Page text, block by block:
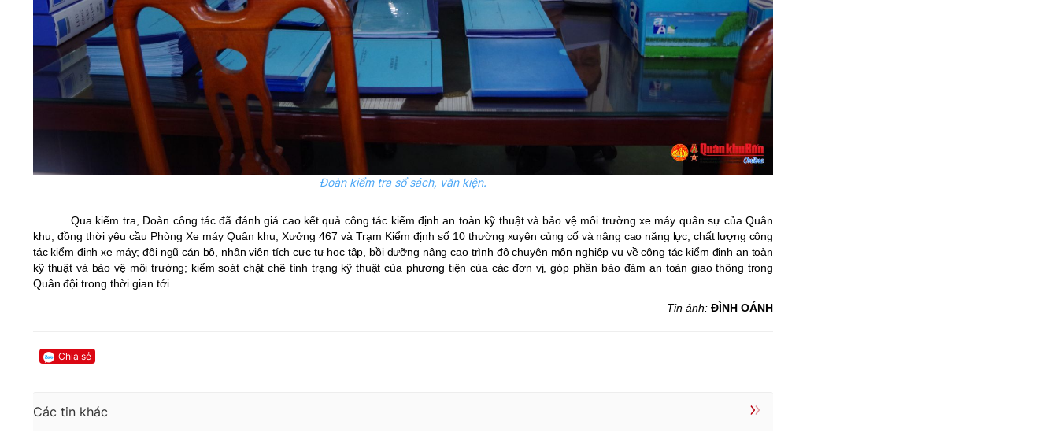
Đoàn kiểm tra sổ sách, văn kiện.
Qua kiểm tra, Đoàn công tác đã đánh giá cao kết quả công tác kiểm định an toàn kỹ thuật và bảo vệ môi trường xe máy quân sự của Quân
khu, đồng thời yêu cầu Phòng Xe máy Quân khu, Xưởng 467 và Trạm Kiểm định số 10 thường xuyên củng cố và nâng cao năng lực, chất lượng công
tác kiểm định xe máy; đội ngũ cán bộ, nhân viên tích cực tự học tập, bồi dưỡng nâng cao trình độ chuyên môn nghiệp vụ về công tác kiểm định an toàn
kỹ thuật và bảo vệ môi trường; kiểm soát chặt chẽ tình trạng kỹ thuật của phương tiện của các đơn vị, góp phần bảo đảm an toàn giao thông trong
Quân độitrong thời gian tới.
Tin ảnh: ĐÌNH OÁNH
Chia sẻ
Các tin khác